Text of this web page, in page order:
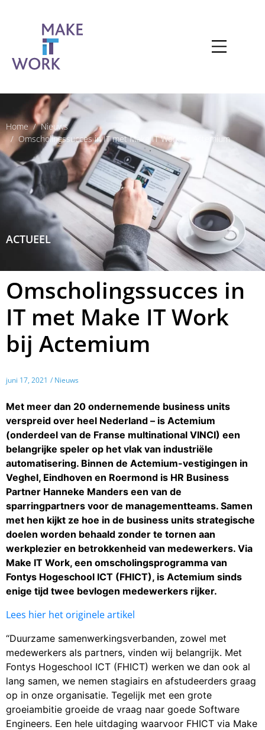
Home
Nieuws
Omscholingssucces in IT met Make IT Work bij Actemium
ACTUEEL
Omscholingssucces in
IT met Make IT Work
bij Actemium
juni 17, 2021 / Nieuws
Met meer dan 20 ondernemende business units
verspreid over heel Nederland – is Actemium
(onderdeel van de Franse multinational VINCI) een
belangrijke speler op het vlak van industriële
automatisering. Binnen de Actemium-vestigingen in
Veghel, Eindhoven en Roermond is HR Business
Partner Hanneke Manders een van de
sparringpartners voor de managementteams. Samen
met hen kijkt ze hoe in de business units strategische
doelen worden behaald zonder te tornen aan
werkplezier en betrokkenheid van medewerkers. Via
Make IT Work, een omscholingsprogramma van
Fontys Hogeschool ICT (FHICT), is Actemium sinds
enige tijd twee bevlogen medewerkers rijker.
Lees hier het originele artikel
“Duurzame samenwerkingsverbanden, zowel met
medewerkers als partners, vinden wij belangrijk. Met
Fontys Hogeschool ICT (FHICT) werken we dan ook al
lang samen, we nemen stagiairs en afstudeerders graag
op in onze organisatie. Tegelijk met een grote
groeiambitie groeide de vraag naar goede Software
Engineers. Een hele uitdaging waarvoor FHICT via Make